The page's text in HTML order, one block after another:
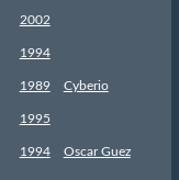
2002
1994
1989 Cyberio
1995
1994 Oscar Guez